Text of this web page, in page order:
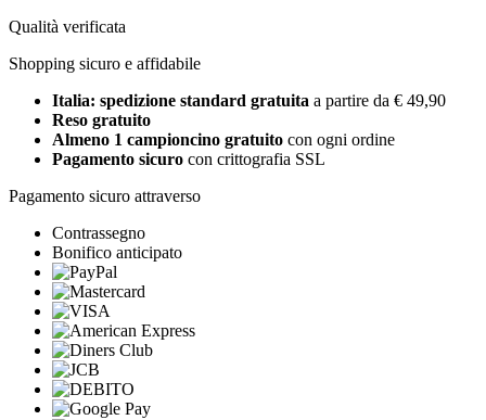
Qualità verificata
Shopping sicuro e affidabile
Italia: spedizione standard gratuita a partire da € 49,90
Reso gratuito
Almeno 1 campioncino gratuito con ogni ordine
Pagamento sicuro con crittografia SSL
Pagamento sicuro attraverso
Contrassegno
Bonifico anticipato